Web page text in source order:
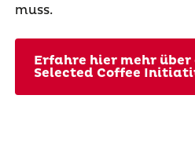
muss.
Erfahre hier mehr über
Selected Coffee